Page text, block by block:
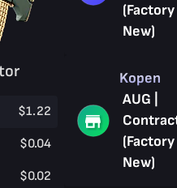
$1.22
$0.04
$0.02
(Factory
New)
Kopen
AUG |
(Factory
New)